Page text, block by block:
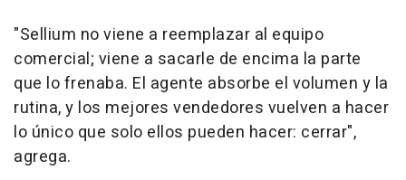
"Sellium no viene a reemplazar al equipo
comercial; viene a sacarle de encima la parte
que lo frenaba. El agente absorbe el volumen y la
rutina, y los mejores vendedores vuelven a hacer
lo único que solo ellos pueden hacer: cerrar",
agrega.